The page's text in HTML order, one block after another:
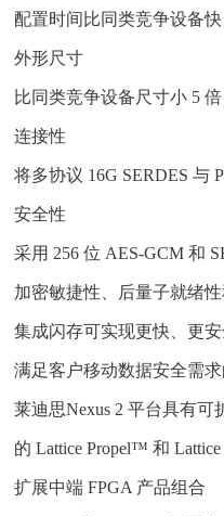
配置时间比同类竞争设备
外形尺寸
比同类竞争设备尺寸小 5
连接性
将多协议 16G SERDES 与
安全性
采用 256 位 AES-GCM 和
加密敏捷性、后量子就绪性
集成闪存可实现更快、更安
满足客户移动数据安全需求
莱迪思Nexus 2 平台具有
的 Lattice Propel™ 和
扩展中端 FPGA 产品组合